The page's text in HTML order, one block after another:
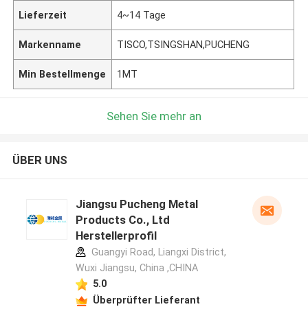
Lieferzeit 4~14 Tage
Markenname TISCO,TSINGSHAN,PUCHENG
Min Bestellmenge 1MT
Sehen Sie mehr an
ÜBER UNS
Jiangsu Pucheng Metal
Products Co., Ltd
Herstellerprofil
Guangyi Road, Liangxi District,
Wuxi Jiangsu, China ,CHINA
5.0
Überprüfter Lieferant